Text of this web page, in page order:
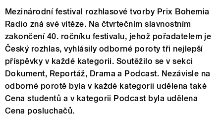
Mezinárodní festival rozhlasové tvorby Prix Bohemia
Radio zná své vítěze. Na čtvrtečním slavnostním
zakončení 40. ročníku festivalu, jehož pořadatelem je
Český rozhlas, vyhlásily odborné poroty tři nejlepší
příspěvky v každé kategorii. Soutěžilo se v sekci
Dokument, Reportáž, Drama a Podcast. Nezávisle na
odborné porotě byla v každé kategorii udělena také
Cena studentů a v kategorii Podcast byla udělena
Cena posluchačů.